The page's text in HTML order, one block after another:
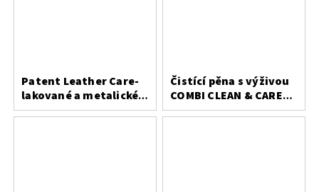
Patent Leather Care-
lakované a metalické
usně
Čistící pěna s výživou
COMBI CLEAN & CARE
200 ml